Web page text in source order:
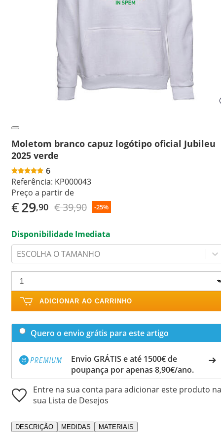
Moletom branco capuz logótipo oficial Jubileu
2025 verde
6
Referência: KP000043
Preço a partir de
€29,90 € 39,90 -25%
Disponibilidade Imediata
ESCOLHA O TAMANHO
ADICIONAR AO CARRINHO
Quero o envio grátis para este artigo
Envio GRÁTIS e até 1500€ de
poupança por apenas 8,90€/ano.
Entre na sua conta para adicionar este produto na
sua Lista de Desejos
DESCRIÇÃO MEDIDAS MATERIAIS